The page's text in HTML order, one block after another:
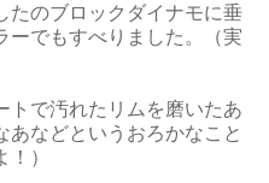
たのブロックダイナモに垂
ーでもすべりました。（実
トで汚れたリムを磨いたあ
あなどというおろかなこと
）